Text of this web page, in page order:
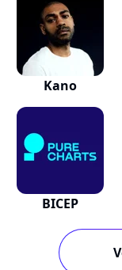
Kano
BICEP